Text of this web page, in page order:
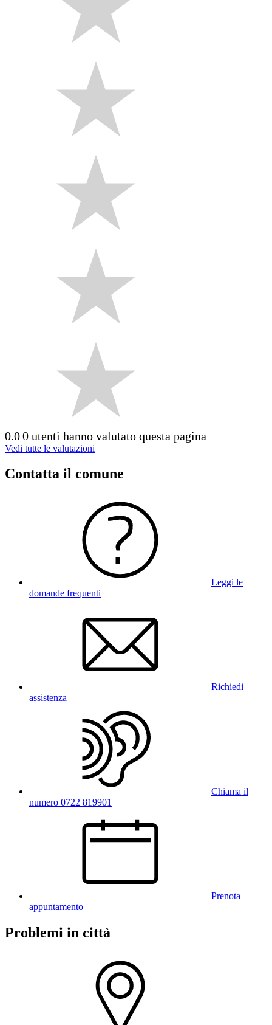
0.00 utenti hanno valutato questa pagina
Vedi tutte le valutazioni
Contatta il comune
Leggi le
domande frequenti
Richiedi
assistenza
Chiama il
numero 0722 819901
Prenota
appuntamento
Problemi in città